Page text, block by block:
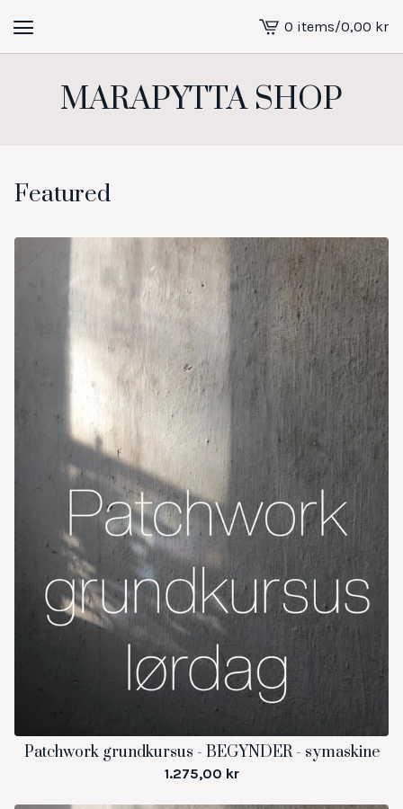
View
cart
0 items/0,00 kr
MARAPYTTA SHOP
Featured
Patchwork grundkursus - BEGYNDER - symaskine
1.275,00 kr